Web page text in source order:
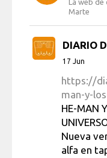
Marte
DIARIO
17 Jun
https://
man-y-
HE-MAN
Nueva
alfa en